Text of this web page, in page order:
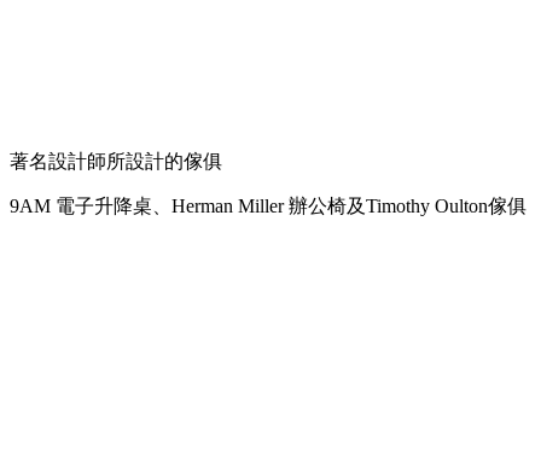
著名設計師所設計的傢俱
9AM 電子升降桌、Herman Miller 辦公椅及Timothy Oulton傢俱